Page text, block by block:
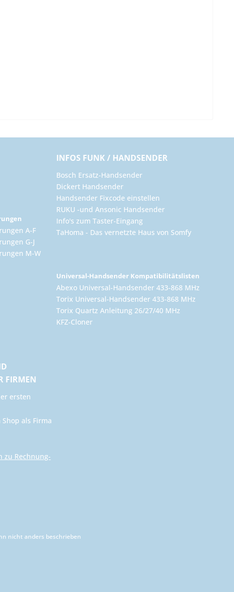
A-F
G-J
M-W
INFOS FUNK / HANDSENDER
Bosch Ersatz-Handsender
Dickert Handsender
Handsender Fixcode einstellen
RUKU -und Ansonic Handsender
Info's zum Taster-Eingang
TaHoma - Das vernetzte Haus von Somfy
Universal-Handsender Kompatibilitätslisten
Abexo Universal-Handsender 433-868 MHz
Torix Universal-Handsender 433-868 MHz
Torix Quartz Anleitung 26/27/40 MHz
KFZ-Cloner
FIRMEN
ersten
als Firma
zu Rechnung-
nicht anders beschrieben